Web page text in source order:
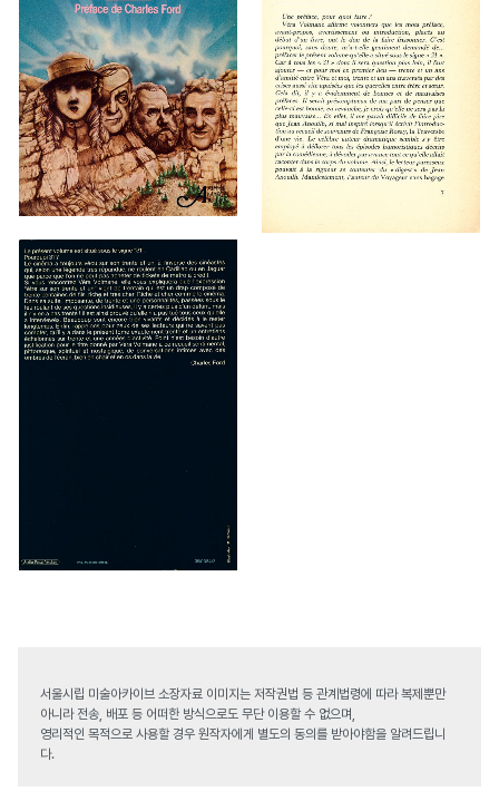
서울시립 미술아카이브 소장자료 이미지는 저작권법 등 관계법령에 따라 복제뿐만
아니라 전송, 배포 등 어떠한 방식으로도 무단 이용할 수 없으며,
영리적인 목적으로 사용할 경우 원작자에게 별도의 동의를 받아야함을 알려드립니
다.